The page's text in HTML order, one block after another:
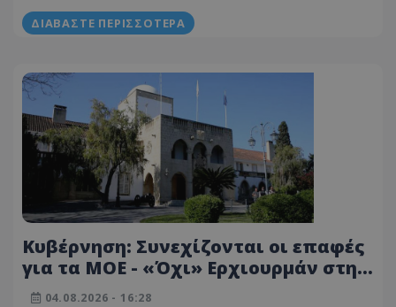
ΔΙΑΒΆΣΤΕ ΠΕΡΙΣΣΌΤΕΡΑ
Κυβέρνηση: Συνεχίζονται οι επαφές
για τα ΜΟΕ - «Όχι» Ερχιουρμάν στην
πρόταση Γκουτέρες
04.08.2026 - 16:28